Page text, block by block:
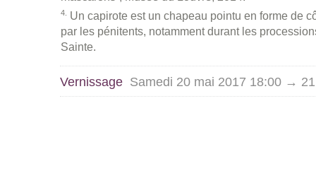
4
Un capirote est un chapeau pointu en forme de
par les pénitents, notamment durant les
Sainte.
Vernissage Samedi 20 mai 2017 18:00 →